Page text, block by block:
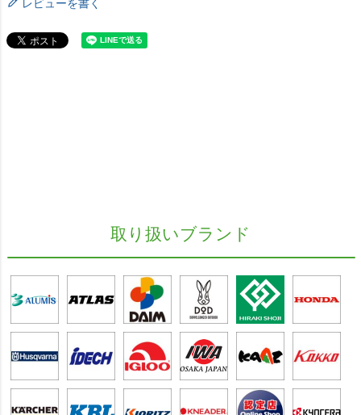
レビューを書く
取り扱いブランド